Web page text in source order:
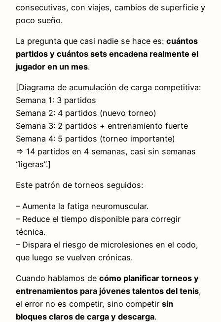
consecutivas, con viajes, cambios de superficie y
poco sueño.
La pregunta que casi nadie se hace es: cuántos
partidos y cuántos sets encadena realmente el
jugador en un mes.
[Diagrama de acumulación de carga competitiva:
Semana 1: 3 partidos
Semana 2: 4 partidos (nuevo torneo)
Semana 3: 2 partidos + entrenamiento fuerte
Semana 4: 5 partidos (torneo importante)
⇒ 14 partidos en 4 semanas, casi sin semanas
“ligeras”.]
Este patrón de torneos seguidos:
– Aumenta la fatiga neuromuscular.
– Reduce el tiempo disponible para corregir
técnica.
– Dispara el riesgo de microlesiones en el codo,
que luego se vuelven crónicas.
Cuando hablamos de cómo planificar torneos y
entrenamientos para jóvenes talentos del tenis,
el error no es competir, sino competir sin
bloques claros de carga y descarga.